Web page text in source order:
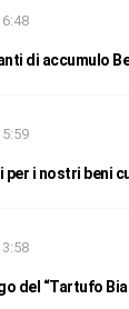
di accumulo
per i nostri beni
del “Tartufo